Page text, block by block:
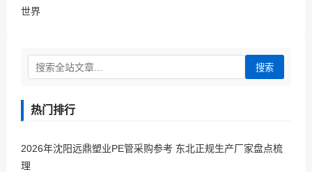
世界
搜索
热门排行
2026年沈阳远鼎塑业PE管采购参考 东北正规生产厂家盘点梳
理